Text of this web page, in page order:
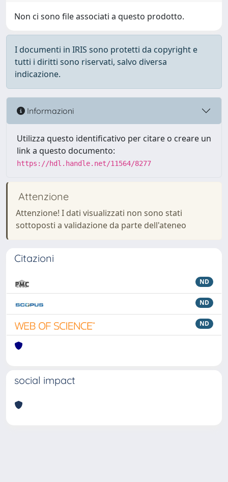
Non ci sono file associati a questo prodotto.
I documenti in IRIS sono protetti da copyright e
tutti i diritti sono riservati, salvo diversa
indicazione.
Informazioni
Utilizza questo identificativo per citare o creare un
link a questo documento:
https://hdl.handle.net/11564/8277
Attenzione
Attenzione! I dati visualizzati non sono stati
sottoposti a validazione da parte dell'ateneo
Citazioni
ND
ND
ND
social impact